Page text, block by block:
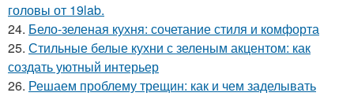
головы от 19lab.
24. Бело-зеленая кухня: сочетание стиля и комфорта
25. Стильные белые кухни с зеленым акцентом: как
создать уютный интерьер
26. Решаем проблему трещин: как и чем заделывать